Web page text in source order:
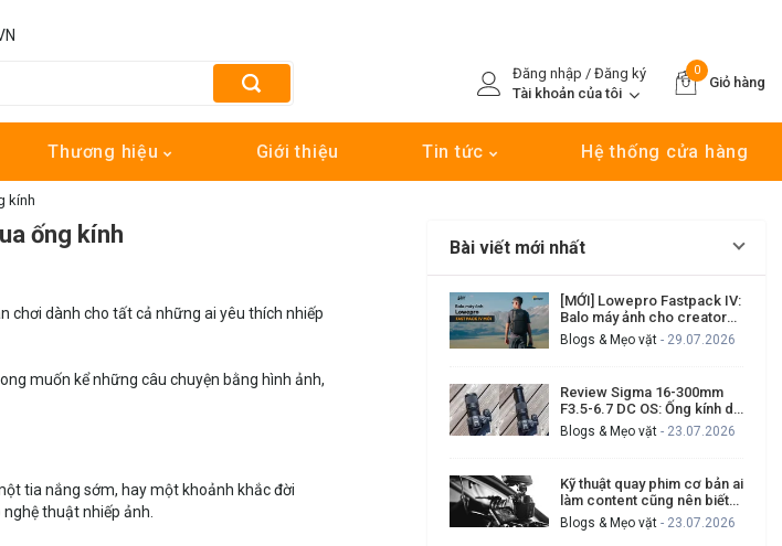
Đăng nhập / Đăng ký
Tài khoản của tôi
0
Giỏ hàng
Thương hiệu Giới thiệu Tin tức Hệ thống cửa hàng
kính
ống kính
chơi dành cho tất cả những ai yêu thích nhiếp
muốn kể những câu chuyện bằng hình ảnh,
tia nắng sớm, hay một khoảnh khắc đời
thuật nhiếp ảnh.
Bài viết mới nhất
[MỚI] Lowepro Fastpack IV:
Balo máy ảnh cho creator
cần đi nhanh, lấy máy nhanh
Blogs & Mẹo vặt - 29.07.2026
Review Sigma 16-300mm
F3.5-6.7 DC OS: Ống kính du
lịch đa dụng có đáng mua?
Blogs & Mẹo vặt - 23.07.2026
Kỹ thuật quay phim cơ bản ai
làm content cũng nên biết
để tạo video chuyên nghiệp
hơn
Blogs & Mẹo vặt - 23.07.2026